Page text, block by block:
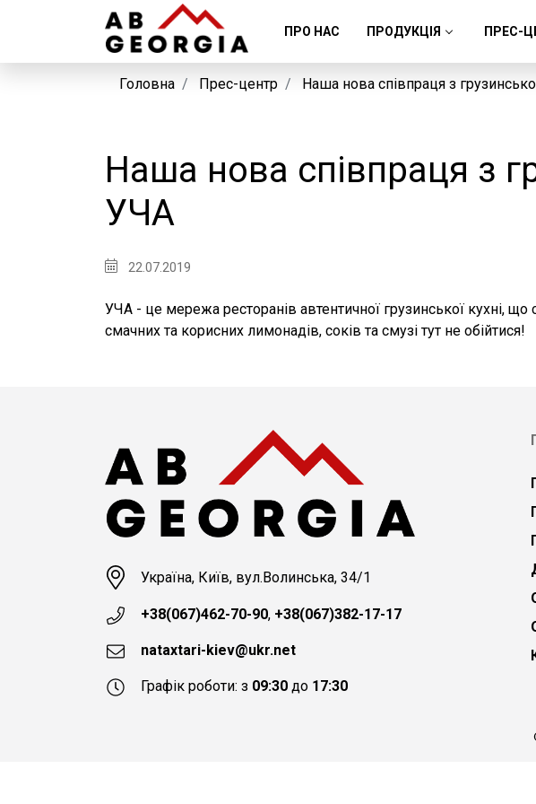
ПРО НАС ПРОДУКЦІЯ ПРЕС-
Головна Прес-центр Наша нова співпраця з
Наша нова співпраця з
УЧА
22.07.2019
УЧА - це мережа ресторанів автентичної грузинської кухні,
смачних та корисних лимонадів, соків та смузі тут не обійтися!
Україна, Київ, вул.Волинська, 34/1
+38(067)462-70-90, +38(067)382-17-17
nataxtari-kiev@ukr.net
Графік роботи: з 09:30до 17:30